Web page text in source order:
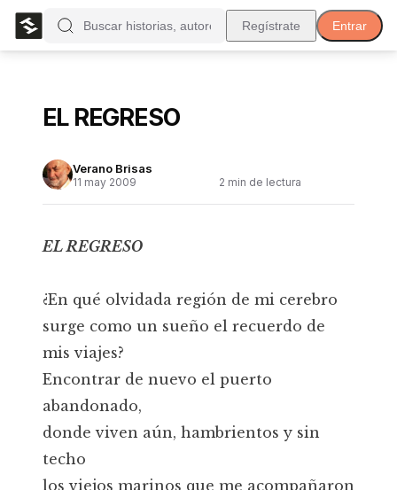
Regístrate Entrar
EL REGRESO
Verano Brisas
11 may 2009 2 min de lectura
EL REGRESO
¿En qué olvidada región de mi cerebro
surge como un sueño el recuerdo de
mis viajes?
Encontrar de nuevo el puerto
abandonado,
donde viven aún, hambrientos y sin
techo
los viejos marinos que me acompañaron